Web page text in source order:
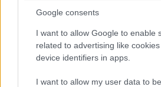
Google consents
I want to allow Google to enable
related to advertising like
device identifiers in apps.
I want to allow my user data to
Calangianus, dopo le
accoglienza minori
Olbia, divieto di sosta
esplode la protesta